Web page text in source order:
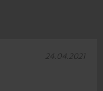
24.04.2021